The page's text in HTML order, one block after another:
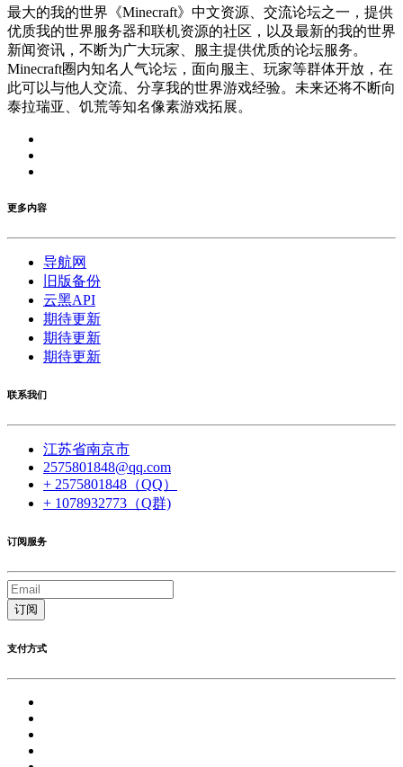
最大的我的世界《Minecraft》中文资源、交流论坛之一，提供
优质我的世界服务器和联机资源的社区，以及最新的我的世界
新闻资讯，不断为广大玩家、服主提供优质的论坛服务。
Minecraft圈内知名人气论坛，面向服主、玩家等群体开放，在
此可以与他人交流、分享我的世界游戏经验。未来还将不断向
泰拉瑞亚、饥荒等知名像素游戏拓展。
更多内容
导航网
旧版备份
云黑API
期待更新
期待更新
期待更新
联系我们
江苏省南京市
2575801848@qq.com
+ 2575801848（QQ）
+ 1078932773（Q群)
订阅服务
订阅
支付方式